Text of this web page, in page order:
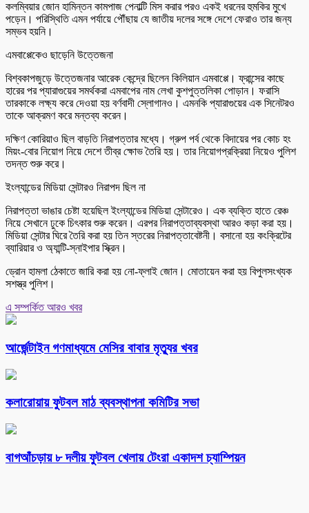
কলম্বিয়ার জোন হামিন্তন কামপাজ পেনাল্টি মিস করার পরও একই ধরনের হুমকির মুখে
পড়েন। পরিস্থিতি এমন পর্যায়ে পৌঁছায় যে জাতীয় দলের সঙ্গে দেশে ফেরাও তার জন্য
সম্ভব হয়নি।
এমবাপ্পেকেও ছাড়েনি উত্তেজনা
বিশ্বকাপজুড়ে উত্তেজনার আরেক কেন্দ্রে ছিলেন কিলিয়ান এমবাপ্পে। ফ্রান্সের কাছে
হারের পর প্যারাগুয়ের সমর্থকরা এমবাপের নাম লেখা কুশপুত্তলিকা পোড়ান। ফরাসি
তারকাকে লক্ষ্য করে দেওয়া হয় বর্ণবাদী স্লোগানও। এমনকি প্যারাগুয়ের এক সিনেটরও
তাকে আক্রমণ করে মন্তব্য করেন।
দক্ষিণ কোরিয়াও ছিল বাড়তি নিরাপত্তার মধ্যে। গ্রুপ পর্ব থেকে বিদায়ের পর কোচ হং
মিয়ং-বোর নিয়োগ নিয়ে দেশে তীব্র ক্ষোভ তৈরি হয়। তার নিয়োগপ্রক্রিয়া নিয়েও পুলিশ
তদন্ত শুরু করে।
ইংল্যান্ডের মিডিয়া সেন্টারও নিরাপদ ছিল না
নিরাপত্তা ভাঙার চেষ্টা হয়েছিল ইংল্যান্ডের মিডিয়া সেন্টারেও। এক ব্যক্তি হাতে রেঞ্চ
নিয়ে সেখানে ঢুকে চিৎকার শুরু করেন। এরপর নিরাপত্তাব্যবস্থা আরও কড়া করা হয়।
মিডিয়া সেন্টার ঘিরে তৈরি করা হয় তিন স্তরের নিরাপত্তাবেষ্টনী। বসানো হয় কংক্রিটের
ব্যারিয়ার ও অ্যান্টি-স্নাইপার স্ক্রিন।
ড্রোন হামলা ঠেকাতে জারি করা হয় নো-ফ্লাই জোন। মোতায়েন করা হয় বিপুলসংখ্যক
সশস্ত্র পুলিশ।
এ সম্পর্কিত আরও খবর
আর্জেন্টাইন গণমাধ্যমে মেসির বাবার মৃত্যুর খবর
কলারোয়ায় ফুটবল মাঠ ব্যবস্থাপনা কমিটির সভা
বাগআঁচড়ায় ৮ দলীয় ফুটবল খেলায় টেংরা একাদশ চ্যাম্পিয়ন